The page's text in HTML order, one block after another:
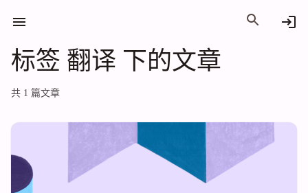
标签 翻译 下的文章
共 1 篇文章